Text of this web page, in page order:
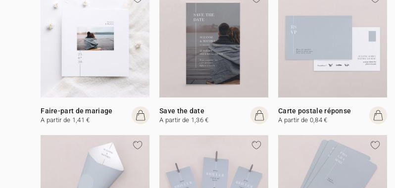
Faire-part de mariage
A partir de 1,41 €
Save the date
A partir de 1,36 €
Carte postale réponse
A partir de 0,84 €